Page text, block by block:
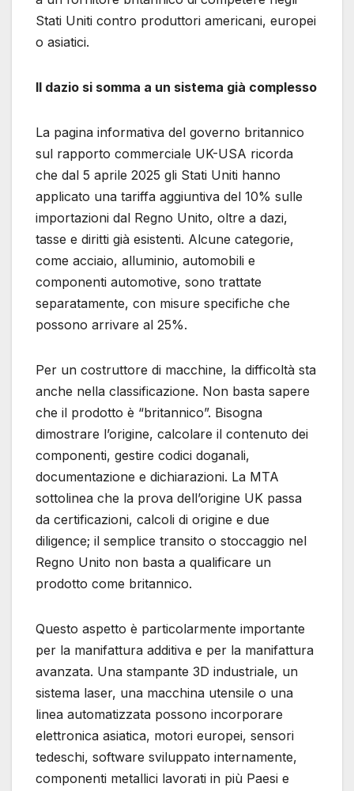
Stati Uniti contro produttori americani, europei
o asiatici.
Il dazio si somma a un sistema già complesso
La pagina informativa del governo britannico
sul rapporto commerciale UK-USA ricorda
che dal 5 aprile 2025 gli Stati Uniti hanno
applicato una tariffa aggiuntiva del 10% sulle
importazioni dal Regno Unito, oltre a dazi,
tasse e diritti già esistenti. Alcune categorie,
come acciaio, alluminio, automobili e
componenti automotive, sono trattate
separatamente, con misure specifiche che
possono arrivare al 25%.
Per un costruttore di macchine, la difficoltà sta
anche nella classificazione. Non basta sapere
che il prodotto è “britannico”. Bisogna
dimostrare l’origine, calcolare il contenuto dei
componenti, gestire codici doganali,
documentazione e dichiarazioni. La MTA
sottolinea che la prova dell’origine UK passa
da certificazioni, calcoli di origine e due
diligence; il semplice transito o stoccaggio nel
Regno Unito non basta a qualificare un
prodotto come britannico.
Questo aspetto è particolarmente importante
per la manifattura additiva e per la manifattura
avanzata. Una stampante 3D industriale, un
sistema laser, una macchina utensile o una
linea automatizzata possono incorporare
elettronica asiatica, motori europei, sensori
tedeschi, software sviluppato internamente,
componenti metallici lavorati in più Paesi e